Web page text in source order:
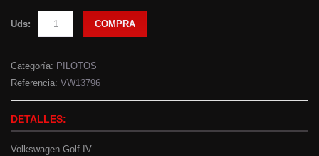
Uds: COMPRA
Categoría: PILOTOS
Referencia: VW13796
DETALLES:
Volkswagen Golf IV